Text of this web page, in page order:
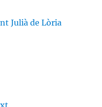
Julià de Lòria